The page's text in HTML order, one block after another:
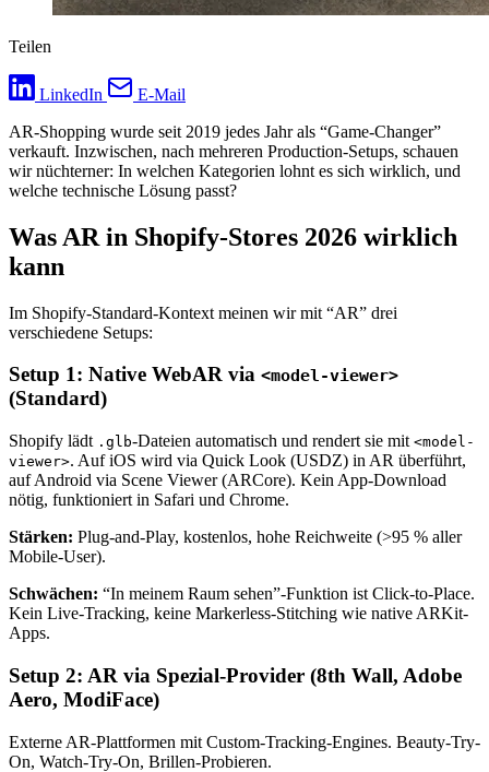
Teilen
LinkedIn
E-Mail
AR-Shopping wurde seit 2019 jedes Jahr als “Game-Changer”
verkauft. Inzwischen, nach mehreren Production-Setups, schauen
wir nüchterner: In welchen Kategorien lohnt es sich wirklich, und
welche technische Lösung passt?
Was AR in Shopify-Stores 2026 wirklich
kann
Im Shopify-Standard-Kontext meinen wir mit “AR” drei
verschiedene Setups:
Setup 1: Native WebAR via <model-viewer>
(Standard)
Shopify lädt .glb-Dateien automatisch und rendert sie mit <model-
viewer>. Auf iOS wird via Quick Look (USDZ) in AR überführt,
auf Android via Scene Viewer (ARCore). Kein App-Download
nötig, funktioniert in Safari und Chrome.
Stärken: Plug-and-Play, kostenlos, hohe Reichweite (>95 % aller
Mobile-User).
Schwächen: “In meinem Raum sehen”-Funktion ist Click-to-Place.
Kein Live-Tracking, keine Markerless-Stitching wie native ARKit-
Apps.
Setup 2: AR via Spezial-Provider (8th Wall, Adobe
Aero, ModiFace)
Externe AR-Plattformen mit Custom-Tracking-Engines. Beauty-Try-
On, Watch-Try-On, Brillen-Probieren.